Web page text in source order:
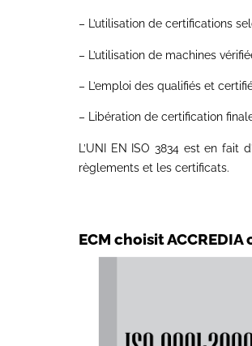
– L’utilisation de certifications
– L’utilisation de machines
– L’emploi des qualifiés et
– Libération de certification
L’UNI EN ISO 3834 est en
règlements et les certificats.
ECM choisit